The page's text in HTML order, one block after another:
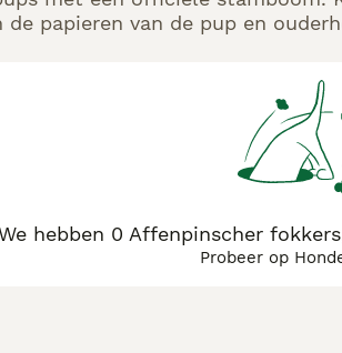
de papieren van de pup en
hebben 0 Affenpinscher
Probeer op